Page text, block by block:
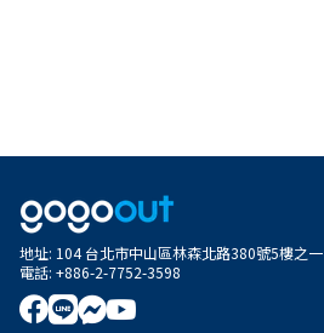
地址: 104 台北市中山區林森北路380號5樓之一
電話: +886-2-7752-3598